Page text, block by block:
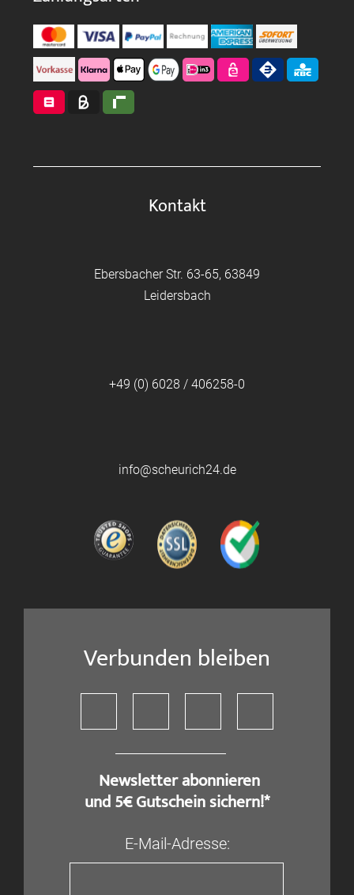
Kontakt
Ebersbacher Str. 63-65, 63849
Leidersbach
+49 (0) 6028 / 406258-0
info@scheurich24.de
Verbunden bleiben
​ Newsletter abonnieren
und 5€ Gutschein sichern!*
E-Mail-Adresse: